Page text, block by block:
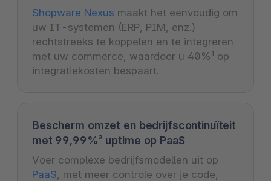
Shopware Nexus maakt het eenvoudig om
uw IT-systemen (ERP, PIM, enz.)
rechtstreeks te koppelen en te integreren
met uw commerce, waardoor u 40%¹ op
integratiekosten bespaart.
Bescherm omzet en bedrijfscontinuïteit
met 99,99%² uptime op PaaS
Voer complexe bedrijfsmodellen uit op
PaaS , met meer controle over je code,